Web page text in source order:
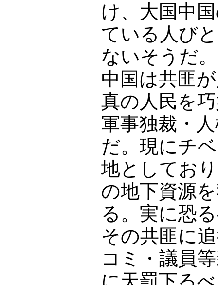
け、大国中
ている人び
ないそうだ。
中国は共匪
真の人民を
軍事独裁・
だ。現にチ
地としてお
の地下資源
る。実に恐
その共匪に
コミ・議員